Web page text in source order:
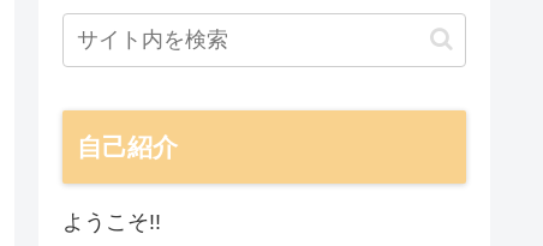
自己紹介
ようこそ!!